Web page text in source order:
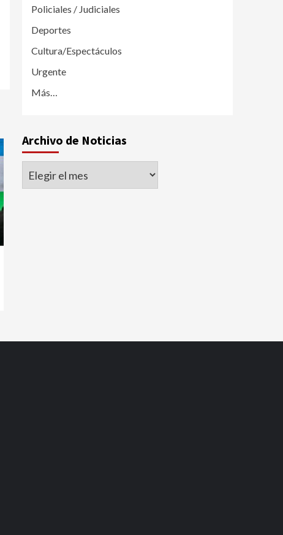
Policiales / Judiciales
Deportes
Cultura/Espectáculos
Urgente
Más…
Archivo de Noticias
Archivo